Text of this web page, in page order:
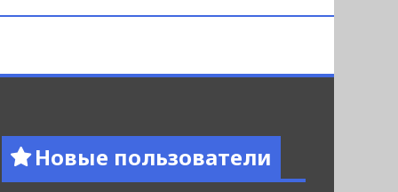
Новые пользователи